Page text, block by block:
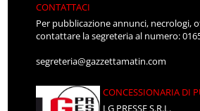
CONTATTACI
Per pubblicazione annunci, necrologi,
contattare la segreteria al numero:
segreteria@gazzettamatin.com
CONCESSIONARIA DI
LG PRESSE S.R.L.